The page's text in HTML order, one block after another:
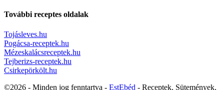
További receptes oldalak
Tojásleves.hu
Pogácsa-receptek.hu
Mézeskalácsreceptek.hu
Tejberizs-receptek.hu
Csirkepörkölt.hu
©2026 - Minden jog fenntartva - EstEbéd - Receptek, Sütemények,